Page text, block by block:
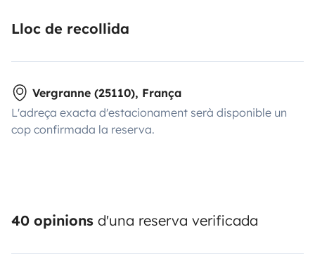
Lloc de recollida
Vergranne (25110), França
L'adreça exacta d'estacionament serà disponible un
cop confirmada la reserva.
40 opinions d'una reserva verificada